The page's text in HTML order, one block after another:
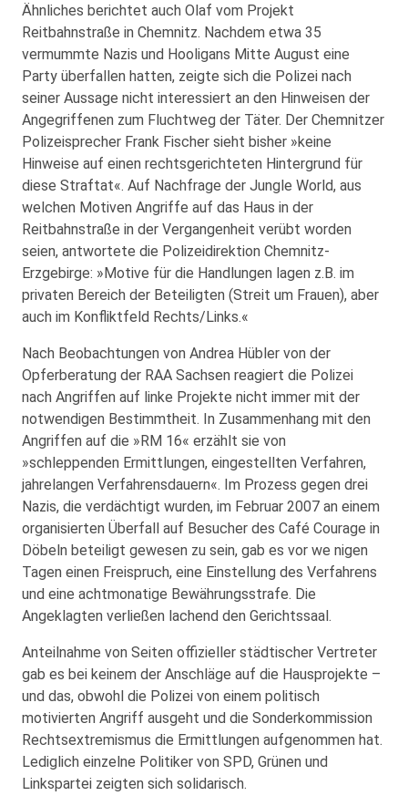
Ähnliches berichtet auch Olaf vom Projekt
Reitbahnstraße in Chemnitz. Nachdem etwa 35
vermummte Nazis und Hooligans Mitte August eine
Party überfallen hatten, zeigte sich die Polizei nach
seiner Aussage nicht interessiert an den Hinweisen der
Angegriffenen zum Fluchtweg der Täter. Der Chemnitzer
Polizeisprecher Frank Fischer sieht bisher »keine
Hinweise auf einen rechtsgerichteten Hintergrund für
diese Straftat«. Auf Nachfrage der Jungle World, aus
welchen Motiven Angriffe auf das Haus in der
Reitbahnstraße in der Vergangenheit verübt worden
seien, antwortete die Polizeidirektion Chemnitz-
Erzgebirge: »Motive für die Handlungen lagen z.B. im
privaten Bereich der Beteiligten (Streit um Frauen), aber
auch im Konfliktfeld Rechts/Links.«
Nach Beobachtungen von Andrea Hübler von der
Opferberatung der RAA Sachsen reagiert die Polizei
nach Angriffen auf linke Projekte nicht immer mit der
notwendigen Bestimmtheit. In Zusammenhang mit den
Angriffen auf die »RM 16« erzählt sie von
»schleppenden Ermittlungen, eingestellten Verfahren,
jahrelangen Verfahrensdauern«. Im Prozess gegen drei
Nazis, die verdächtigt wurden, im Februar 2007 an einem
organisierten Überfall auf Besucher des Café Courage in
Döbeln beteiligt gewesen zu sein, gab es vor we nigen
Tagen einen Freispruch, eine Einstellung des Verfahrens
und eine achtmonatige Bewährungsstrafe. Die
Angeklagten verließen lachend den Gerichtssaal.
Anteilnahme von Seiten offizieller städtischer Vertreter
gab es bei keinem der Anschläge auf die Hausprojekte –
und das, obwohl die Polizei von einem politisch
motivierten Angriff ausgeht und die Sonderkommission
Rechtsextremismus die Ermittlungen aufgenommen hat.
Lediglich einzelne Politiker von SPD, Grünen und
Linkspartei zeigten sich solidarisch.